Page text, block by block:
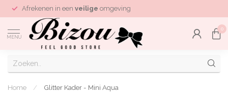
Afrekenen in een veilige omgeving
MENU
0
Home / Glitter Kader - Mini Aqua